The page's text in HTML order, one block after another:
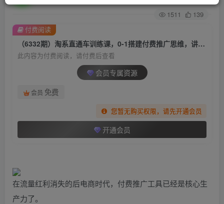
1511 139
（6332期）淘系直通车训练课，0-1搭建付费推广思维，讲基础 讲思路 讲方法 也讲实操
此内容为付费阅读，请付费后查看
会员专属资源
会员 免费
您暂无购买权限，请先开通会员
开通会员
付费阅读
在流量红利消失的后电商时代，付费推广工具已经是核心生
产力了。